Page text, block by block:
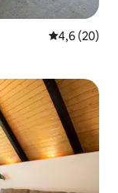
Gemiddelde
4,6 (20)